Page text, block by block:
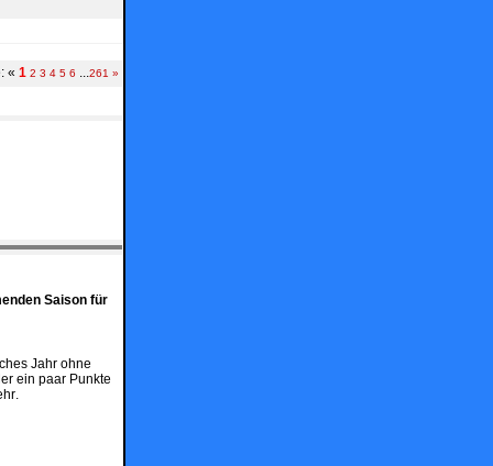
« 1 2 3 4 5 6 ...261 »
Saison für
Jahr ohne
ein paar Punkte